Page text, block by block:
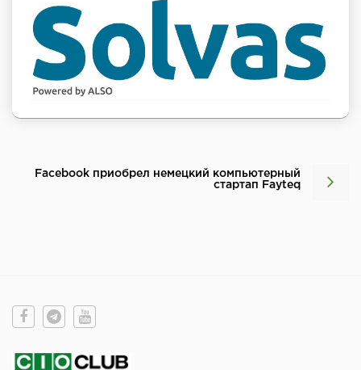
Facebook приобрел немецкий компьютерный
стартап Fayteq